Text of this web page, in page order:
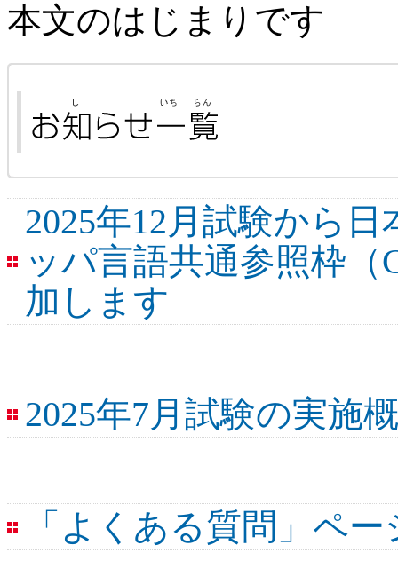
本文のはじまりです
2025年12月試験から
ッパ言語共通参照枠
加します
2025年7月試験の実施
「よくある質問」ペ